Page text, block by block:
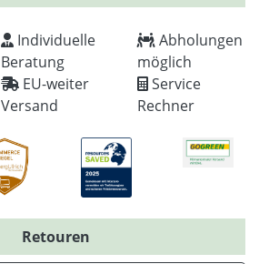
Individuelle
Beratung
EU-weiter
Versand
Abholungen
möglich
Service
Rechner
Retouren